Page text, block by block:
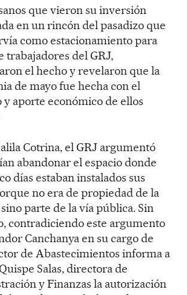
que vieron su inversión
en un rincón del pasadizo que
como estacionamiento para
trabajadores del GRJ,
el hecho y revelaron que la
de mayo fue hecha con el
y aporte económico de ellos
Cotrina, el GRJ argumentó
abandonar el espacio donde
días estaban instalados sus
no era de propiedad de la
parte de la vía pública. Sin
contradiciendo este argumento
Canchanya en su cargo de
de Abastecimientos informa a
Salas, directora de
y Finanzas la autorización